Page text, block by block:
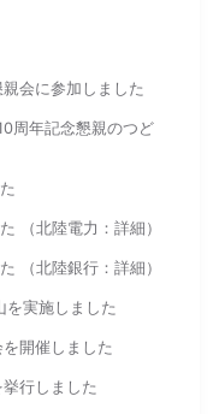
会に参加しました
周年記念懇親のつど
（北陸電力：詳細）
（北陸銀行：詳細）
を実施しました
開催しました
行しました